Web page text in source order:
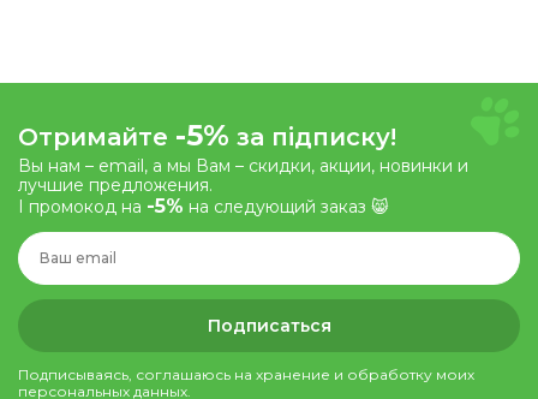
Отримайте -5% за підписку!
Вы нам – email, а мы Вам – скидки, акции, новинки и
лучшие предложения.
І промокод на -5% на следующий заказ 😸
Подписаться
Подписываясь, соглашаюсь на хранение и обработку моих
персональных данных.